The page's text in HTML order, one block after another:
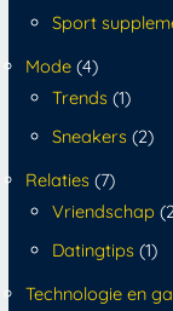
Sport
Mode (4)
Trends(1)
Sneakers(2)
Relaties (7)
Vriendschap
Datingtips(1)
Technologie en